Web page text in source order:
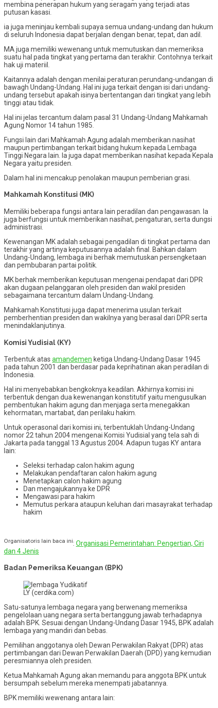
membina penerapan hukum yang seragam yang terjadi atas
putusan kasasi.
ia juga meninjau kembali supaya semua undang-undang dan hukum
di seluruh Indonesia dapat berjalan dengan benar, tepat, dan adil.
MA juga memiliki wewenang untuk memutuskan dan memeriksa
suatu hal pada tingkat yang pertama dan terakhir. Contohnya terkait
hak uji materiil.
Kaitannya adalah dengan menilai peraturan perundang-undangan di
bawagh Undang-Undang. Hal ini juga terkait dengan isi dari undang-
undang tersebut apakah isinya bertentangan dari tingkat yang lebih
tinggi atau tidak.
Hal ini jelas tercantum dalam pasal 31 Undang-Undang Mahkamah
Agung Nomor 14 tahun 1985.
Fungsi lain dari Mahkamah Agung adalah memberikan nasihat
maupun pertimbangan terkait bidang hukum kepada Lembaga
Tinggi Negara lain. Ia juga dapat memberikan nasihat kepada Kepala
Negara yaitu presiden.
Dalam hal ini mencakup penolakan maupun pemberian grasi.
Mahkamah Konstitusi (MK)
Memiliki beberapa fungsi antara lain peradilan dan pengawasan. Ia
juga berfungsi untuk memberikan nasihat, pengaturan, serta dungsi
administrasi.
Kewenangan MK adalah sebagai pengadilan di tingkat pertama dan
terakhir yang artinya keputusannya adalah final. Bahkan dalam
Undang-Undang, lembaga ini berhak memutuskan persengketaan
dan pembubaran partai politik.
MK berhak memberikan keputusan mengenai pendapat dari DPR
akan dugaan pelanggaran oleh presiden dan wakil presiden
sebagaimana tercantum dalam Undang-Undang.
Mahkamah Konstitusi juga dapat menerima usulan terkait
pemberhentian presiden dan wakilnya yang berasal dari DPR serta
menindaklanjutinya.
Komisi Yudisial (KY)
Terbentuk atas amandemen ketiga Undang-Undang Dasar 1945
pada tahun 2001 dan berdasar pada keprihatinan akan peradilan di
Indonesia.
Hal ini menyebabkan bengkoknya keadilan. Akhirnya komisi ini
terbentuk dengan dua kewenangan konstitutif yaitu mengusulkan
pembentukan hakim agung dan menjaga serta menegakkan
kehormatan, martabat, dan perilaku hakim.
Untuk operasonal dari komisi ini, terbentuklah Undang-Undang
nomor 22 tahun 2004 mengenai Komisi Yudisial yang tela sah di
Jakarta pada tanggal 13 Agustus 2004. Adapun tugas KY antara
lain:
Seleksi terhadap calon hakim agung
Melakukan pendaftaran calon hakim agung
Menetapkan calon hakim agung
Dan mengajukannya ke DPR
Mengawasi para hakim
Memutus perkara ataupun keluhan dari masayrakat terhadap
hakim
Organisatoris lain baca ini: Organisasi Pemerintahan: Pengertian, Ciri
dan 4 Jenis
Badan Pemeriksa Keuangan (BPK)
LY (cerdika.com)
Satu-satunya lembaga negara yang berwenang memeriksa
pengelolaan uang negara serta bertanggung jawab terhadapnya
adalah BPK. Sesuai dengan Undang-Undang Dasar 1945, BPK adalah
lembaga yang mandiri dan bebas.
Pemilihan anggotanya oleh Dewan Perwakilan Rakyat (DPR) atas
pertimbangan dari Dewan Perwakilan Daerah (DPD) yang kemudian
peresmiannya oleh presiden.
Ketua Mahkamah Agung akan memandu para anggota BPK untuk
bersumpah sebelum mereka menempati jabatannya.
BPK memiliki wewenang antara lain: